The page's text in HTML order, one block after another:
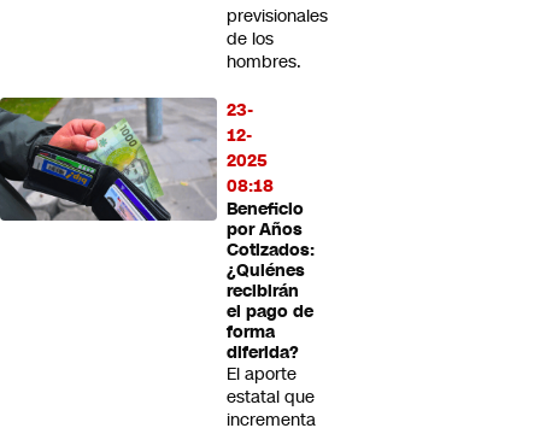
previsionales
de los
hombres.
23-
12-
2025
08:18
Beneficio
por Años
Cotizados:
¿Quiénes
recibirán
el pago de
forma
diferida?
El aporte
estatal que
incrementa